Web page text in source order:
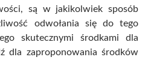
są w jakikolwiek sposób
odwołania się do tego
skutecznymi środkami dla
dla zaproponowania środków